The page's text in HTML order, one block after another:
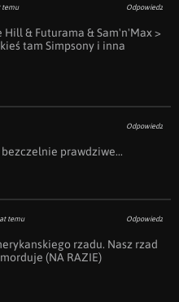
temu Odpowiedz
Hill & Futurama & Sam'n'Max >
tam Simpsony i inna
Odpowiedz
prawdziwe...
temu Odpowiedz
rzadu. Nasz rzad
(NA RAZIE)